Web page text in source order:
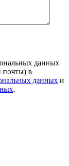
данных
почты) в
данных и
.